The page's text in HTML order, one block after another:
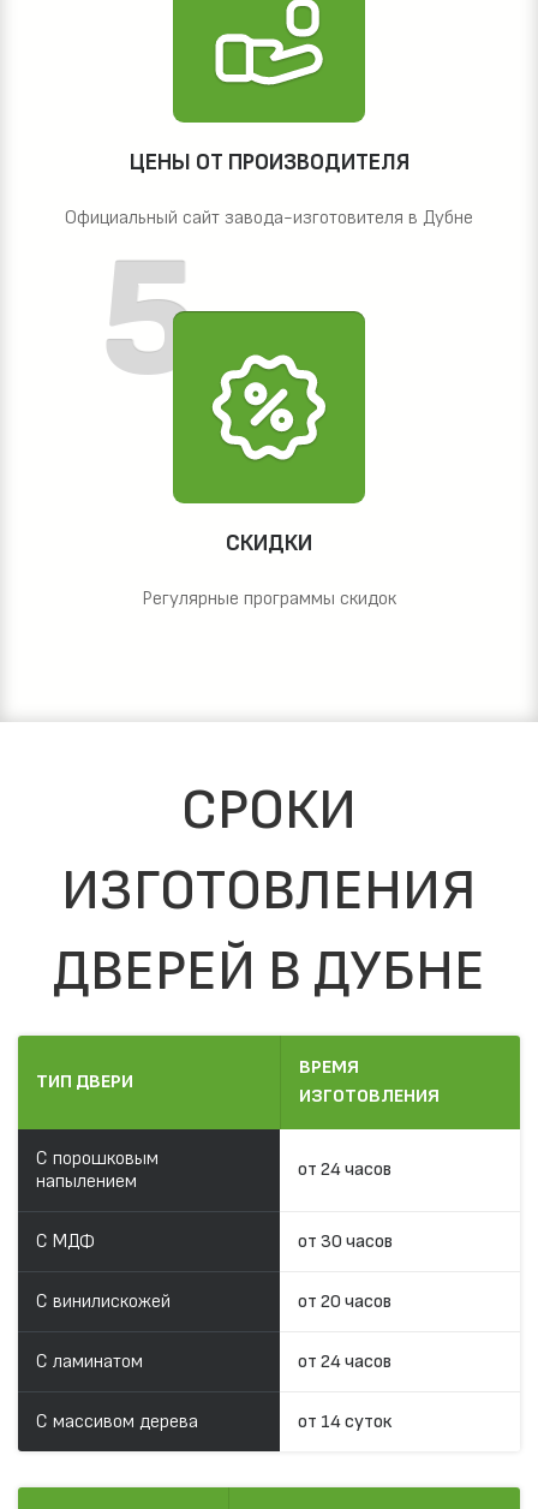
ЦЕНЫ ОТ ПРОИЗВОДИТЕЛЯ
Официальный сайт завода-изготовителя в Дубне
СКИДКИ
Регулярные программы скидок
СРОКИ
ИЗГОТОВЛЕНИЯ
ДВЕРЕЙ В ДУБНЕ
ТИП ДВЕРИ
ВРЕМЯ
ИЗГОТОВЛЕНИЯ
С порошковым
напылением
от 24 часов
С МДФ от 30 часов
С винилискожей от 20 часов
С ламинатом от 24 часов
С массивом дерева от 14 суток